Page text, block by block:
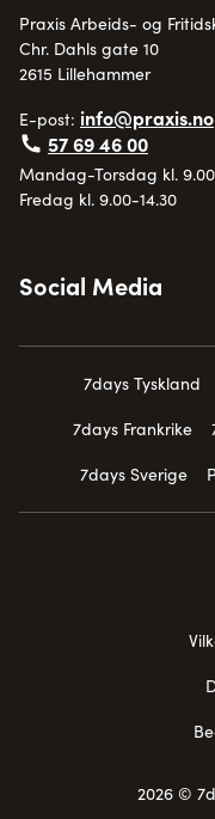
Praxis Arbeids- og
Chr. Dahls gate 10
2615 Lillehammer
E-post: info@praxis.no
57 69 46 00
Mandag-Torsdag kl.
Fredag kl. 9.00-14.30
Social Media
7days Tyskland
7days Frankrike
7days Sverige
2026 ©